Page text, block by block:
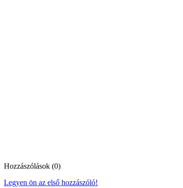
Hozzászólások (0)
Legyen ön az első hozzászóló!